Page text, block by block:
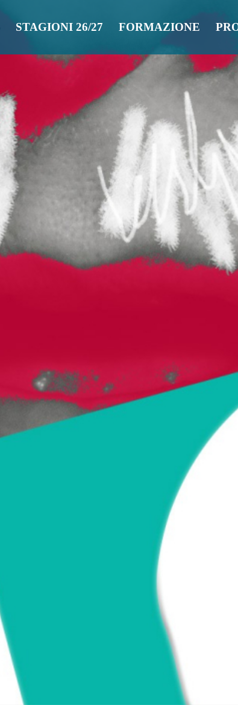
STAGIONI 26/27 FORMAZIONE